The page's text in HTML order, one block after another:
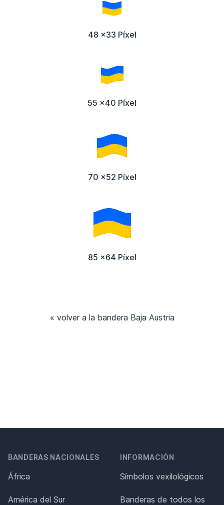
48 x33 Píxel
55 x40 Píxel
70 x52 Píxel
85 x64 Píxel
« volver a la bandera Baja Austria
BANDERAS NACIONALES
África
América del Sur
INFORMACIÓN
Símbolos vexilológicos
Banderas de todos los